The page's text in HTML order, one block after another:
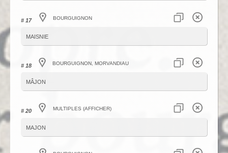
# 17 Bourguignon
maisnie
# 18 Bourguignon, Morvandiau
mâjon
# 20 Multiples (afficher)
majon